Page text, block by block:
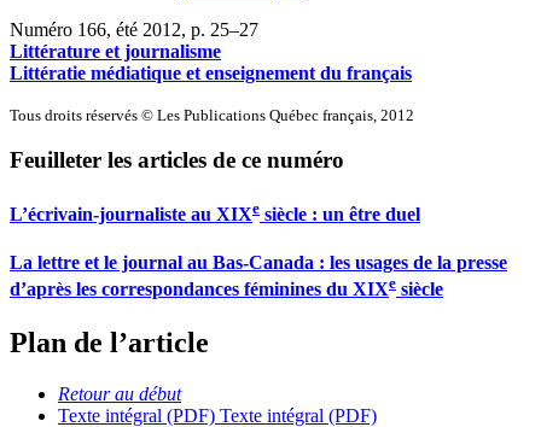
Numéro 166, été 2012, p. 25–27
Littérature et journalisme
Littératie médiatique et enseignement du français
Tous droits réservés © Les Publications Québec français, 2012
Feuilleter les articles de ce numéro
L’écrivain-journaliste au XIXe siècle : un être duel
La lettre et le journal au Bas-Canada : les usages de la presse
d’après les correspondances féminines du XIXe siècle
Plan de l’article
Retour au début
Texte intégral (PDF) Texte intégral (PDF)